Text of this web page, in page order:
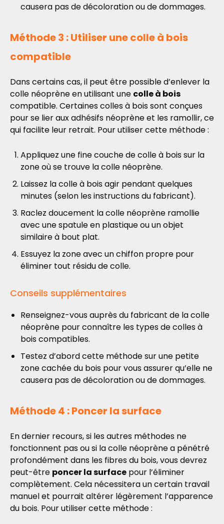
causera pas de décoloration ou de dommages.
Méthode 3 : Utiliser une colle à bois
compatible
Dans certains cas, il peut être possible d’enlever la
colle néoprène en utilisant une colle à bois
compatible. Certaines colles à bois sont conçues
pour se lier aux adhésifs néoprène et les ramollir, ce
qui facilite leur retrait. Pour utiliser cette méthode :
Appliquez une fine couche de colle à bois sur la
zone où se trouve la colle néoprène.
Laissez la colle à bois agir pendant quelques
minutes (selon les instructions du fabricant).
Raclez doucement la colle néoprène ramollie
avec une spatule en plastique ou un objet
similaire à bout plat.
Essuyez la zone avec un chiffon propre pour
éliminer tout résidu de colle.
Conseils supplémentaires
Renseignez-vous auprès du fabricant de la colle
néoprène pour connaître les types de colles à
bois compatibles.
Testez d’abord cette méthode sur une petite
zone cachée du bois pour vous assurer qu’elle ne
causera pas de décoloration ou de dommages.
Méthode 4 : Poncer la surface
En dernier recours, si les autres méthodes ne
fonctionnent pas ou si la colle néoprène a pénétré
profondément dans les fibres du bois, vous devrez
peut-être poncer la surface pour l’éliminer
complètement. Cela nécessitera un certain travail
manuel et pourrait altérer légèrement l’apparence
du bois. Pour utiliser cette méthode :